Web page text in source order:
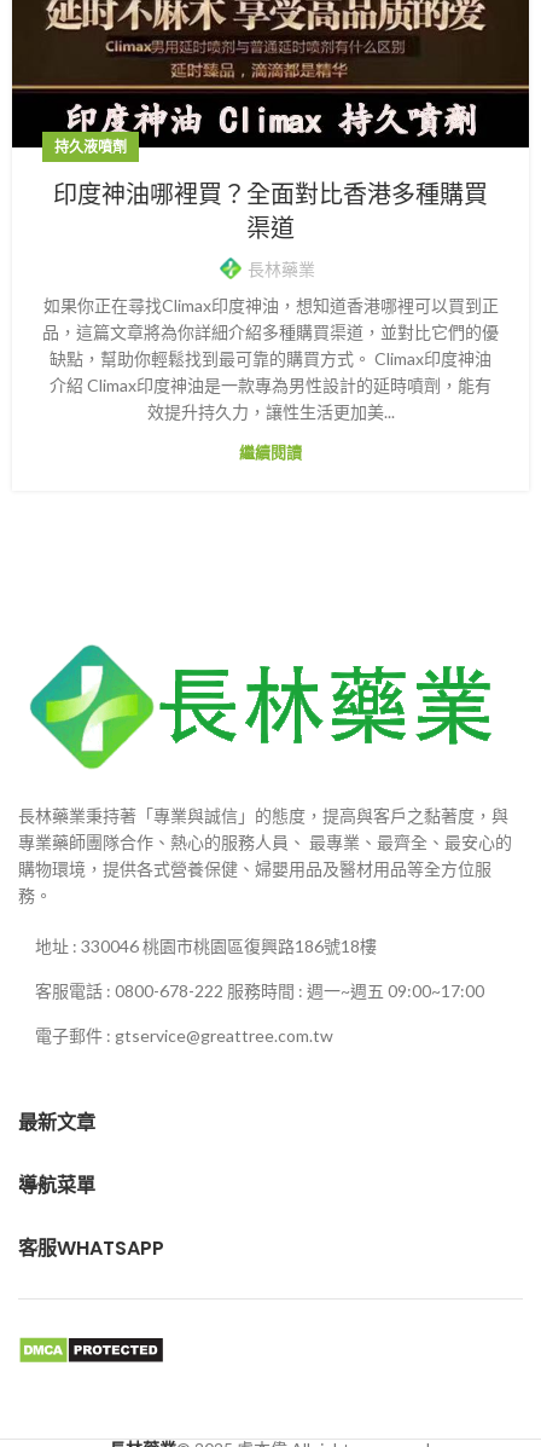
持久液噴劑
印度神油哪裡買？全面對比香港多種購買
渠道
長林藥業
如果你正在尋找Climax印度神油，想知道香港哪裡可以買到正
品，這篇文章將為你詳細介紹多種購買渠道，並對比它們的優
缺點，幫助你輕鬆找到最可靠的購買方式。 Climax印度神油
介紹 Climax印度神油是一款專為男性設計的延時噴劑，能有
效提升持久力，讓性生活更加美...
繼續閱讀
長林藥業秉持著「專業與誠信」的態度，提高與客戶之黏著度，與
專業藥師團隊合作、熱心的服務人員、 最專業、最齊全、最安心的
購物環境，提供各式營養保健、婦嬰用品及醫材用品等全方位服
務。
地址 : 330046 桃園市桃園區復興路186號18樓
客服電話 : 0800-678-222 服務時間 : 週一~週五 09:00~17:00
電子郵件 : gtservice@greattree.com.tw
最新文章
導航菜單
客服WHATSAPP